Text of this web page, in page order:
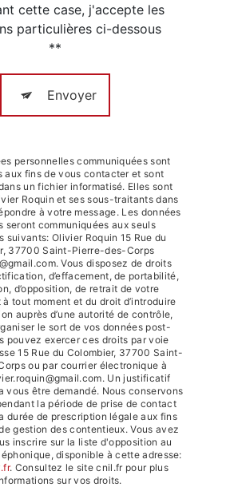
cette case, j'accepte les
particulières ci-dessous
**
Envoyer
personnelles communiquées sont
aux fins de vous contacter et sont
un fichier informatisé. Elles sont
Roquin et ses sous-traitants dans
à votre message. Les données
seront communiquées aux seuls
suivants: Olivier Roquin 15 Rue du
37700 Saint-Pierre-des-Corps
Vous disposez de droits
d’effacement, de portabilité,
d’opposition, de retrait de votre
tout moment et du droit d’introduire
auprès d’une autorité de contrôle,
le sort de vos données post-
pouvez exercer ces droits par voie
15 Rue du Colombier, 37700 Saint-
ou par courrier électronique à
Un justificatif
vous être demandé. Nous conservons
la période de prise de contact
durée de prescription légale aux fins
gestion des contentieux. Vous avez
inscrire sur la liste d'opposition au
disponible à cette adresse:
. Consultez le site cnil.fr pour plus
sur vos droits.